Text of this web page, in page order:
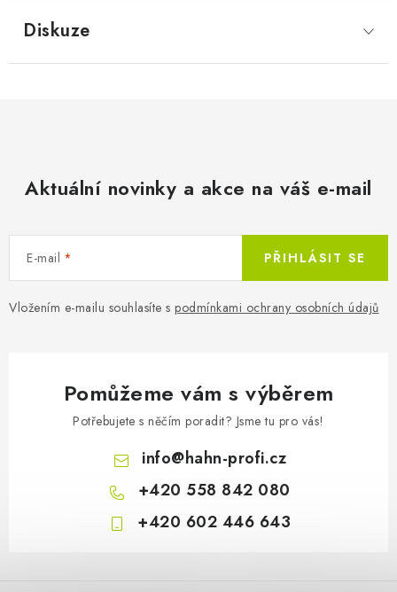
Diskuze
Aktuální novinky a akce na váš e-mail
E-mail
Vložením e-mailu souhlasíte s podmínkami ochrany osobních údajů
PŘIHLÁSIT SE
Pomůžeme vám s výběrem
Potřebujete s něčím poradit? Jsme tu pro vás!
info@hahn-profi.cz
+420 558 842 080
+420 602 446 643